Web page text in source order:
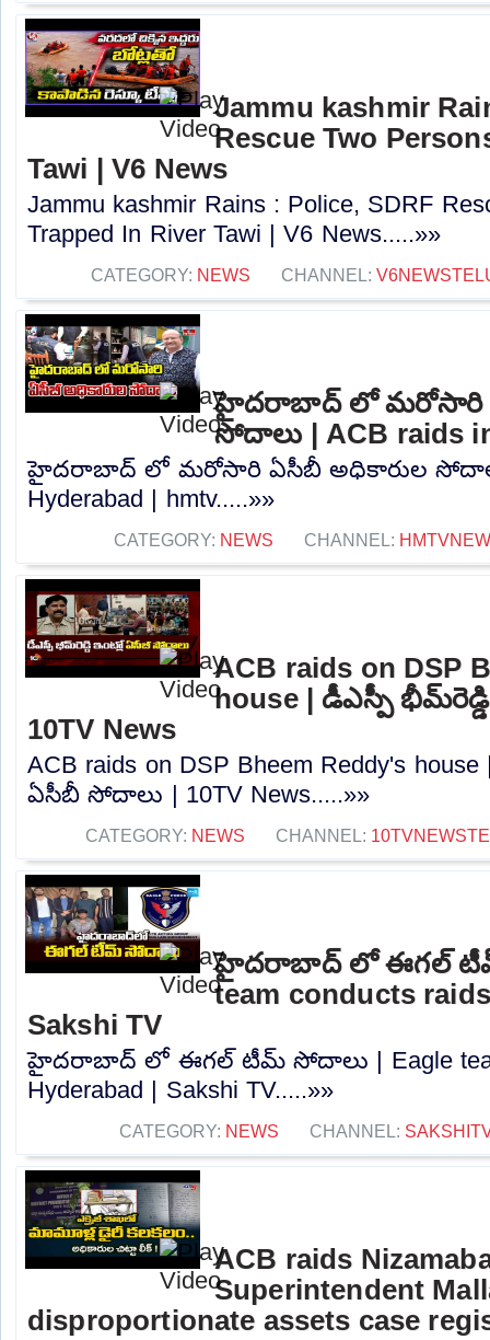
Jammu kashmir
Rescue Two
Tawi | V6 News
Jammu kashmir Rains : Police, SDRF
Trapped In River Tawi | V6 News.....»»
CATEGORY: NEWS CHANNEL:
హైదరాబాద్ లో మరోసారి
సోదాలు | ACB raids
హైదరాబాద్ లో మరోసారి ఏసీబీ అధికారుల సోదాలు
Hyderabad | hmtv.....»»
CATEGORY: NEWS CHANNEL:
ACB raids on DSP
house | డీఎస్పీ
10TV News
ACB raids on DSP Bheem Reddy's
ఏసీబీ సోదాలు | 10TV News.....»»
CATEGORY: NEWS CHANNEL:
హైదరాబాద్ లో ఈగల్
team conducts
Sakshi TV
హైదరాబాద్ లో ఈగల్ టీమ్ సోదాలు | Eagle team
Hyderabad | Sakshi TV.....»»
CATEGORY: NEWS CHANNEL:
ACB raids
Superintendent
disproportionate assets case